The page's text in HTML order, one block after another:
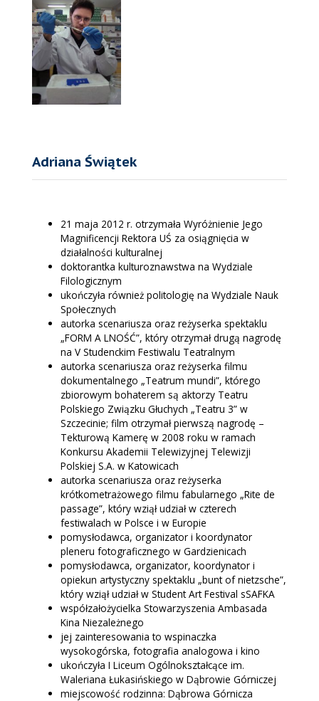
Adriana Świątek
21 maja 2012 r. otrzymała Wyróżnienie Jego
Magnificencji Rektora UŚ za osiągnięcia w
działalności kulturalnej
doktorantka kulturoznawstwa na Wydziale
Filologicznym
ukończyła również politologię na Wydziale Nauk
Społecznych
autorka scenariusza oraz reżyserka spektaklu
„FORM A LNOŚĆ”, który otrzymał drugą nagrodę
na V Studenckim Festiwalu Teatralnym
autorka scenariusza oraz reżyserka filmu
dokumentalnego „Teatrum mundi”, którego
zbiorowym bohaterem są aktorzy Teatru
Polskiego Związku Głuchych „Teatru 3” w
Szczecinie; film otrzymał pierwszą nagrodę –
Tekturową Kamerę w 2008 roku w ramach
Konkursu Akademii Telewizyjnej Telewizji
Polskiej S.A. w Katowicach
autorka scenariusza oraz reżyserka
krótkometrażowego filmu fabularnego „Rite de
passage”, który wziął udział w czterech
festiwalach w Polsce i w Europie
pomysłodawca, organizator i koordynator
pleneru fotograficznego w Gardzienicach
pomysłodawca, organizator, koordynator i
opiekun artystyczny spektaklu „bunt of nietzsche”,
który wziął udział w Student Art Festival sSAFKA
współzałożycielka Stowarzyszenia Ambasada
Kina Niezależnego
jej zainteresowania to wspinaczka
wysokogórska, fotografia analogowa i kino
ukończyła I Liceum Ogólnokształcące im.
Waleriana Łukasińskiego w Dąbrowie Górniczej
miejscowość rodzinna: Dąbrowa Górnicza